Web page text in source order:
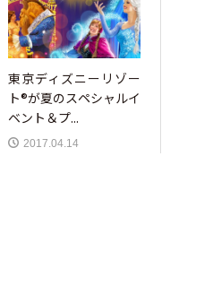
東京ディズニーリゾー
ト®が夏のスペシャルイ
ベント＆プ...
2017.04.14